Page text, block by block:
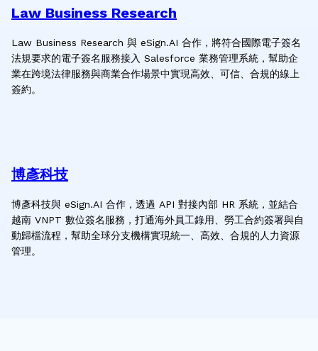
Law Business Research
Law Business Research 與 eSign.AI 合作，將符合國際電子簽名
法規要求的電子簽名服務接入 Salesforce 業務管理系統，幫助企
業在跨境法律服務與商業合作場景中實現高效、可信、合規的線上
簽約。
博彥科技
博彥科技與 eSign.AI 合作，透過 API 對接內部 HR 系統，並結合
越南 VNPT 數位簽名服務，打通海外員工錄用、勞工合約簽署與自
動歸檔流程，幫助全球分支機構實現統一、高效、合規的人力資源
管理。